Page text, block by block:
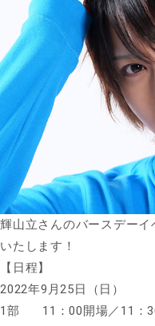
輝山立さんのバースデー
いたします！
【日程】
2022年9月25日（日）
1部 11：00開場／11：